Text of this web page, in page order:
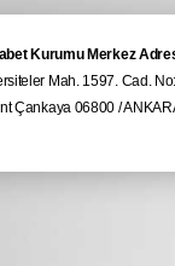
Kurumu Merkez
Mah. 1597. Cad.
Çankaya 06800 /